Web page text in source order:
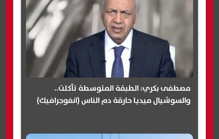
مصطفى بكري: الطبقة المتوسطة تآكلت..
والسوشيال ميديا حارقة دم الناس (انفوجرافيك)